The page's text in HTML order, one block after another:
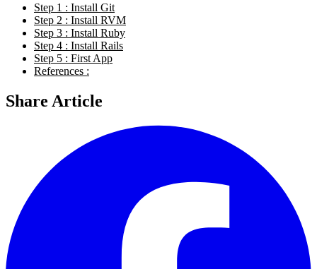
Step 1 : Install Git
Step 2 : Install RVM
Step 3 : Install Ruby
Step 4 : Install Rails
Step 5 : First App
References :
Share Article